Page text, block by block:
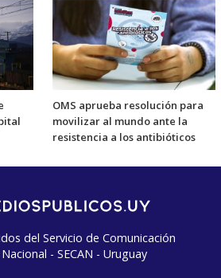
OMS aprueba resolución para
movilizar al mundo ante la
resistencia a los antibióticos
del Servicio de Comunicación
- SECAN - Uruguay